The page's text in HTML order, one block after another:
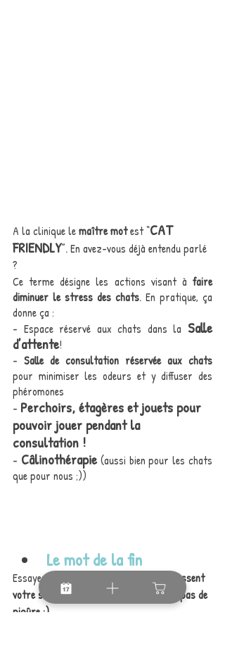
A la clinique le maître mot est “CAT
FRIENDLY”. En avez-vous déjà entendu parlé
?
Ce terme désigne les actions visant à faire
diminuer le stress des chats. En pratique, ça
donne ça :
- Espace réservé aux chats dans la Salle
d’attente!
- Salle de consultation réservée aux chats
pour minimiser les odeurs et y diffuser des
phéromones
- Perchoirs, étagères et jouets pour
pouvoir jouer pendant la
consultation !
- Câlinothérapie (aussi bien pour les chats
que pour nous ;))
Le mot de la fin
Essayez de , votre chat
ressent
votre stress et promis on ne vous fera
pas de
piqûre ;)